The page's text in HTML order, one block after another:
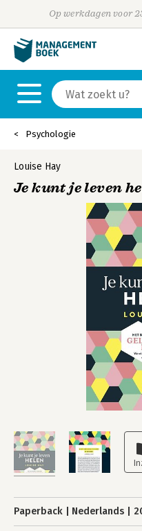
Op werkdagen voor
Psychologie
Louise Hay
Je kunt je leven
Paperback Nederlands